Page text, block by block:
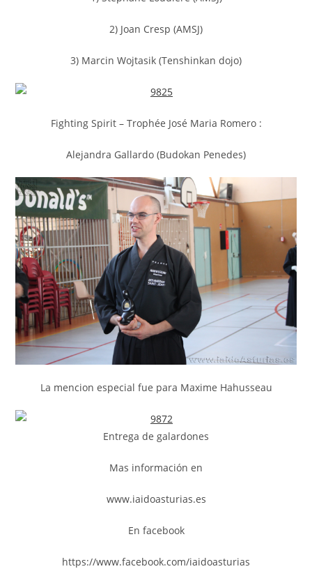
2) Joan Cresp (AMSJ)
3) Marcin Wojtasik (Tenshinkan dojo)
Fighting Spirit – Trophée José Maria Romero :
Alejandra Gallardo (Budokan Penedes)
La mencion especial fue para Maxime Hahusseau
Entrega de galardones
Mas información en
www.iaidoasturias.es
En facebook
https://www.facebook.com/iaidoasturias